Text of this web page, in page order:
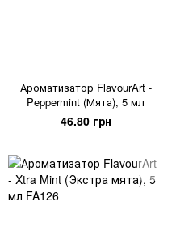
Ароматизатор FlavourArt -
Peppermint (Мята), 5 мл
46.80 грн